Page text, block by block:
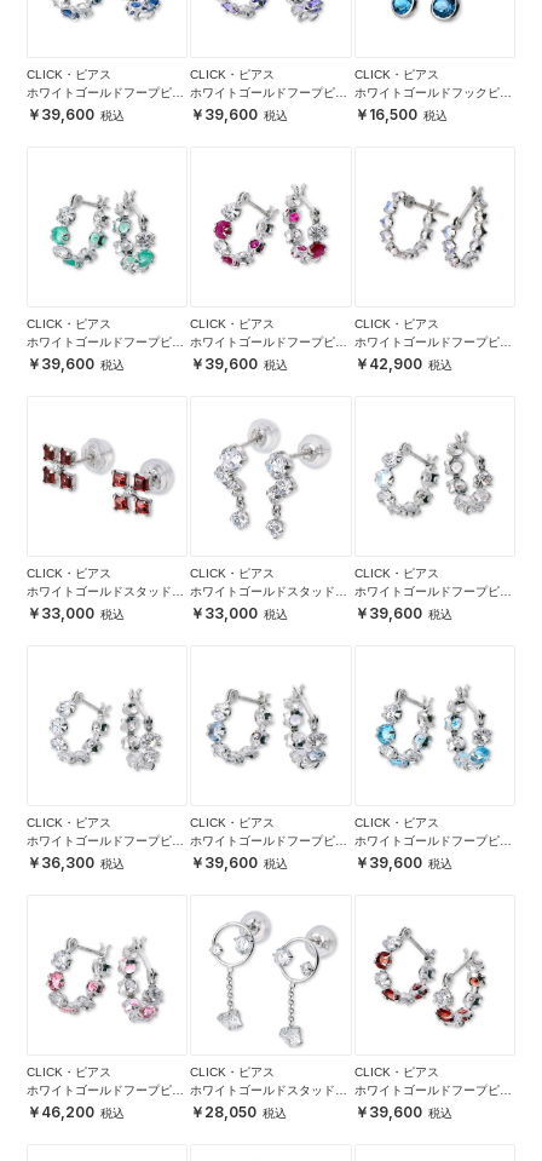
CLICK・ピアス
ホワイトゴールドフープピア
ス 39,600
CLICK・ピアス
ホワイトゴールドフープピア
ス 39,600
CLICK・ピアス
ホワイトゴールドフックピア
ス 16,500
CLICK・ピアス
ホワイトゴールドフープピア
ス 39,600
CLICK・ピアス
ホワイトゴールドフープピア
ス 39,600
CLICK・ピアス
ホワイトゴールドフープピア
ス 42,900
CLICK・ピアス
ホワイトゴールドスタッドピ
アス33,000
CLICK・ピアス
ホワイトゴールドスタッドピ
アス33,000
CLICK・ピアス
ホワイトゴールドフープピア
ス 39,600
CLICK・ピアス
ホワイトゴールドフープピア
ス 36,300
CLICK・ピアス
ホワイトゴールドフープピア
ス 39,600
CLICK・ピアス
ホワイトゴールドフープピア
ス 39,600
CLICK・ピアス
ホワイトゴールドフープピア
ス 46,200
CLICK・ピアス
ホワイトゴールドスタッドピ
アス28,050
CLICK・ピアス
ホワイトゴールドフープピア
ス 39,600